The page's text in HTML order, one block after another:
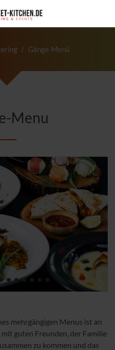
Gänge-Menü
Menu
mehrgängigen Menus ist an
mit guten Freunden, der Familie
zu kommen und das